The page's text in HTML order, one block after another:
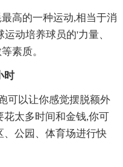
高的一种运动,相当于消
动培养球员的'力量、
素质。
时
可以让你感觉摆脱额外
花太多时间和金钱,你可
、公园、体育场进行快